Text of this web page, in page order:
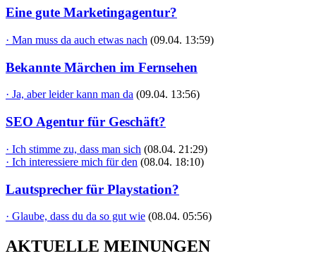
Eine gute Marketingagentur?
· Man muss da auch etwas nach (09.04. 13:59)
Bekannte Märchen im Fernsehen
· Ja, aber leider kann man da (09.04. 13:56)
SEO Agentur für Geschäft?
· Ich stimme zu, dass man sich (08.04. 21:29)
· Ich interessiere mich für den (08.04. 18:10)
Lautsprecher für Playstation?
· Glaube, dass du da so gut wie (08.04. 05:56)
AKTUELLE MEINUNGEN